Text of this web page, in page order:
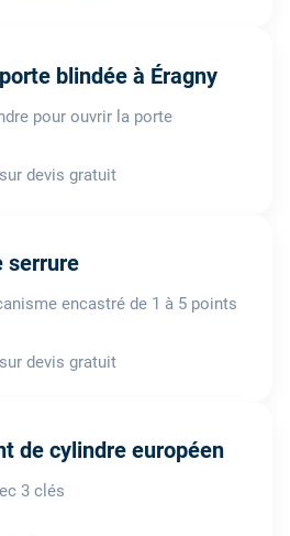
blindée à Éragny
pour ouvrir la porte
devis gratuit
serrure
encastré de 1 à 5 points
devis gratuit
de cylindre européen
3 clés